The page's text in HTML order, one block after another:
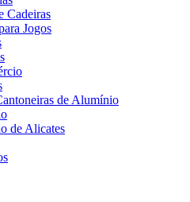
Cadeiras
Jogos
de Alumínio
de Alicates